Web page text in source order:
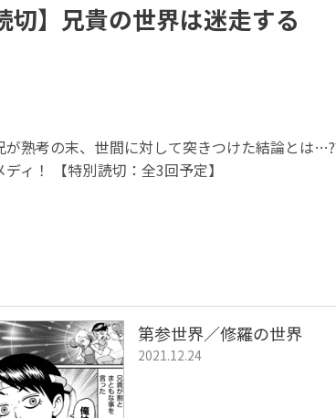
切】兄貴の世界は迷走する
が熟考の末、世間に対して突きつけた結論とは
ディ！ 【特別読切：全3回予定】
第参世界／修羅の世界
2021.12.24